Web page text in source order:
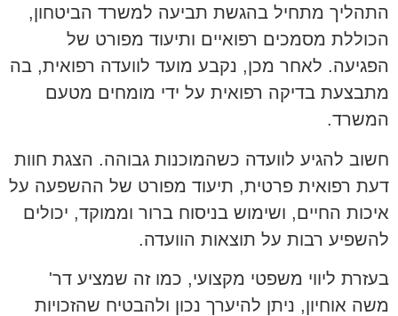
התהליך מתחיל בהגשת תביעה למשרד הביטחון,
הכוללת מסמכים רפואיים ותיעוד מפורט של
הפגיעה. לאחר מכן, נקבע מועד לוועדה רפואית, בה
מתבצעת בדיקה רפואית על ידי מומחים מטעם
המשרד.
חשוב להגיע לוועדה כשהמוכנות גבוהה. הצגת חוות
דעת רפואית פרטית, תיעוד מפורט של ההשפעה על
איכות החיים, ושימוש בניסוח ברור וממוקד, יכולים
להשפיע רבות על תוצאות הוועדה.
בעזרת ליווי משפטי מקצועי, כמו זה שמציע דר'
משה אוחיון, ניתן להיערך נכון ולהבטיח שהזכויות